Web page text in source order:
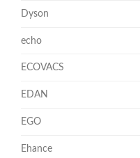
Dyson
echo
ECOVACS
EDAN
EGO
Ehance